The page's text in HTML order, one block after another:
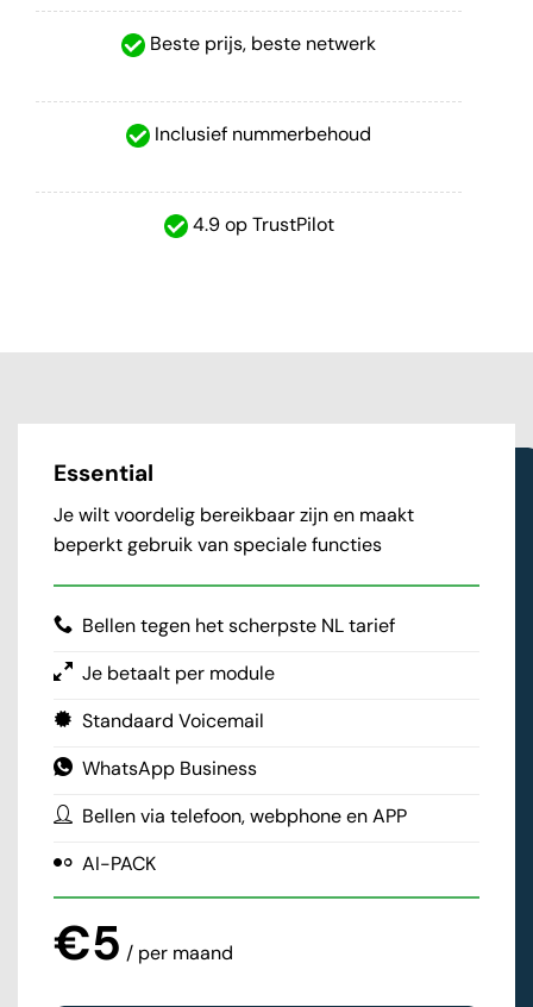
Beste prijs, beste netwerk
Inclusief nummerbehoud
4.9 op TrustPilot
Essential
Je wilt voordelig bereikbaar zijn en maakt
beperkt gebruik van speciale functies
Bellen tegen het scherpste NL tarief
Je betaalt per module
Standaard Voicemail
WhatsApp Business
Bellen via telefoon, webphone en APP
AI-PACK
€5 / per maand